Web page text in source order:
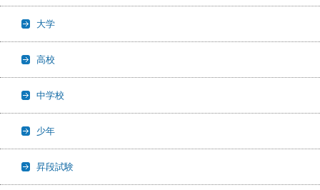
大学
高校
中学校
少年
昇段試験